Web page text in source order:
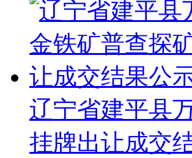
辽宁省建平县
挂牌出让成交